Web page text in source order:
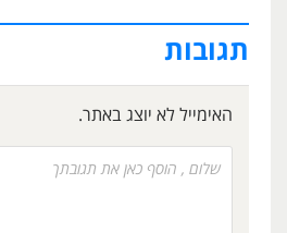
תגובות
האימייל לא יוצג באתר.